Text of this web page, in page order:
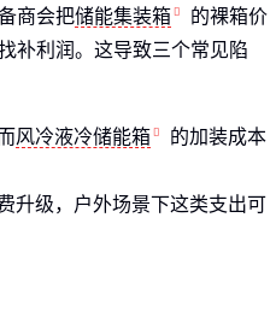
商会把储能集装箱
的裸箱价
补利润。这导致三个常见陷
风冷液冷储能箱
的加装成本
升级，户外场景下这类支出可
容量算油耗，实际支出取决于